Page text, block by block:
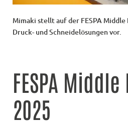
Mimaki stellt auf der FESPA
Druck- und Schneidelösungen vor.
FESPA Middle
2025